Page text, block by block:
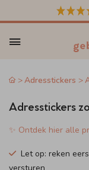
Adresstickers
Adresstickers
✨ Ontdek hier alle
Let op: reken